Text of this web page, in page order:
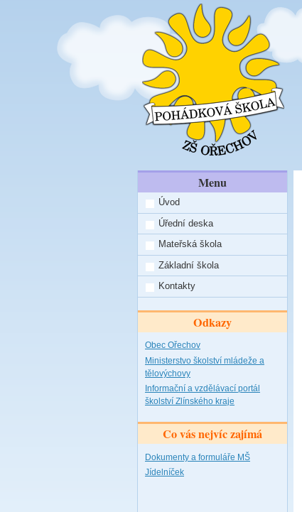
Menu
Úvod
Úřední deska
Mateřská škola
Základní škola
Kontakty
Odkazy
Obec Ořechov
Ministerstvo školství mládeže a
tělovýchovy
Informační a vzdělávací portál
školství Zlínského kraje
Co vás nejvíc zajímá
Dokumenty a formuláře MŠ
Jídelníček